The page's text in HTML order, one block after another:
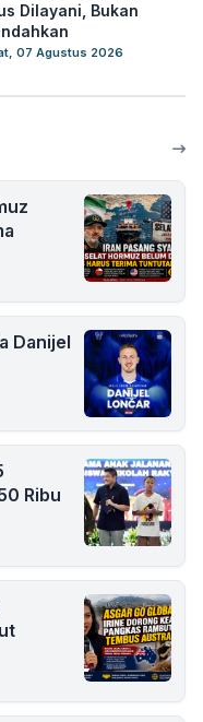
Dilayani, Bukan
07 Agustus 2026
Danijel
Ribu